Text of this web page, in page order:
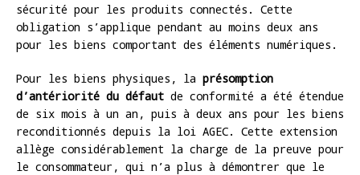
sécurité pour les produits connectés. Cette
obligation s’applique pendant au moins deux ans
pour les biens comportant des éléments numériques.
Pour les biens physiques, la présomption
d’antériorité du défaut de conformité a été étendue
de six mois à un an, puis à deux ans pour les biens
reconditionnés depuis la loi AGEC. Cette extension
allège considérablement la charge de la preuve pour
le consommateur, qui n’a plus à démontrer que le